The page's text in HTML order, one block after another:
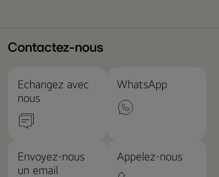
Contactez-nous
Echangez avec
nous
WhatsApp
Envoyez-nous
un email
Appelez-nous